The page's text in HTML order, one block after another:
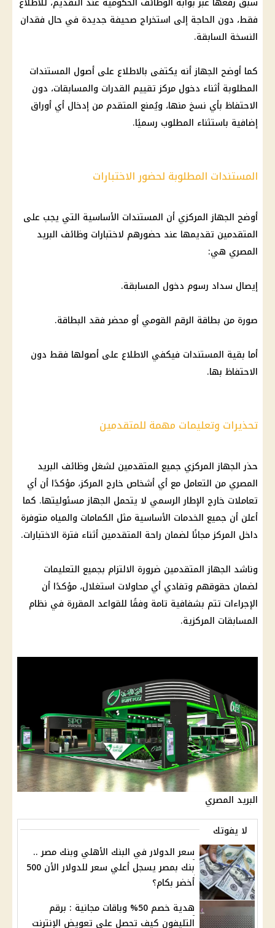
فقط، دون الحاجة إلى استخراج صحيفة جديدة في حال فقدان
النسخة السابقة.
كما أوضح الجهاز أنه يكتفى بالاطلاع على أصول المستندات
المطلوبة أثناء دخول مركز تقييم القدرات والمسابقات، دون
الاحتفاظ بأي نسخ منها، ويُمنع المتقدم من إدخال أي أوراق
إضافية باستثناء المطلوب رسميًا.
المستندات المطلوبة لحضور الاختبارات
أوضح الجهاز المركزي أن المستندات الأساسية التي يجب على
المتقدمين تقديمها عند حضورهم لاختبارات وظائف البريد
المصري هي:
إيصال سداد رسوم دخول المسابقة.
صورة من بطاقة الرقم القومي أو محضر فقد البطاقة.
أما بقية المستندات فيكفي الاطلاع على أصولها فقط دون
الاحتفاظ بها.
تحذيرات وتعليمات مهمة للمتقدمين
حذر الجهاز المركزي جميع المتقدمين لشغل وظائف البريد
المصري من التعامل مع أي أشخاص خارج المركز، مؤكدًا أن أي
تعاملات خارج الإطار الرسمي لا يتحمل الجهاز مسئوليتها. كما
أعلن أن جميع الخدمات الأساسية مثل الكمامات والمياه متوفرة
داخل المركز مجانًا لضمان راحة المتقدمين أثناء فترة الاختبارات.
وناشد الجهاز المتقدمين ضرورة الالتزام بجميع التعليمات
لضمان حقوقهم وتفادي أي محاولات استغلال، مؤكدًا أن
الإجراءات تتم بشفافية تامة وفقًا للقواعد المقررة في نظام
المسابقات المركزية.
البريد المصري
لا يفوتك
سعر الدولار في البنك الأهلي وبنك مصر ..
بنك بمصر يسجل أعلي سعر للدولار الأن 500
أخضر بكام؟
هدية خصم 50% وباقات مجانية : برقم
التليفون كيف تحصل علي تعويض الإنترنت